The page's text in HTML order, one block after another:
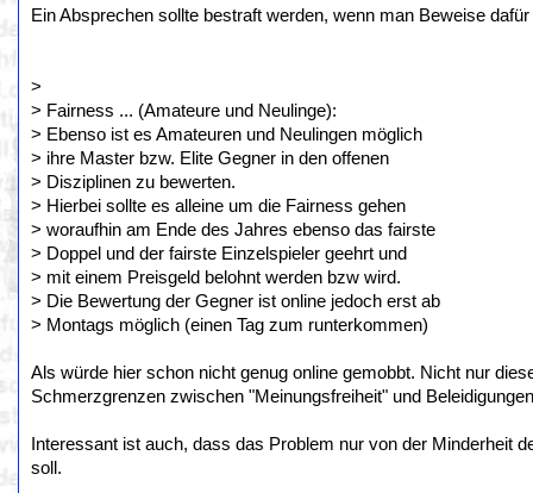
Ein Absprechen sollte bestraft werden, wenn man Beweise
>
> Fairness ... (Amateure und Neulinge):
> Ebenso ist es Amateuren und Neulingen möglich
> ihre Master bzw. Elite Gegner in den offenen
> Disziplinen zu bewerten.
> Hierbei sollte es alleine um die Fairness gehen
> woraufhin am Ende des Jahres ebenso das fairste
> Doppel und der fairste Einzelspieler geehrt und
> mit einem Preisgeld belohnt werden bzw wird.
> Die Bewertung der Gegner ist online jedoch erst ab
> Montags möglich (einen Tag zum runterkommen)
Als würde hier schon nicht genug online gemobbt. Nicht nur
Schmerzgrenzen zwischen "Meinungsfreiheit" und
Interessant ist auch, dass das Problem nur von der Minderheit
soll.